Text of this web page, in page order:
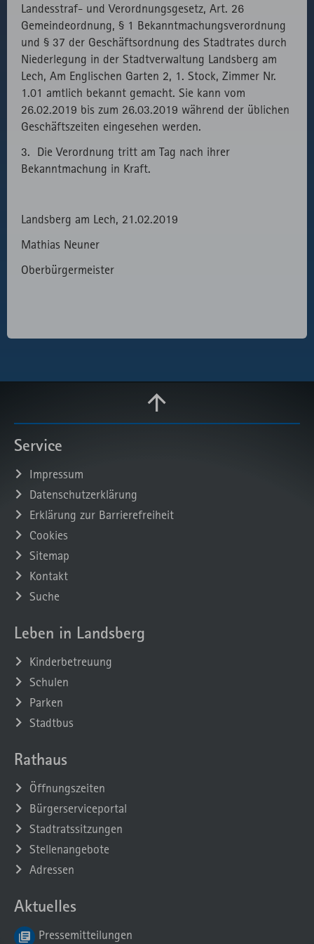
Landesstraf- und Verordnungsgesetz, Art. 26
Gemeindeordnung, § 1 Bekanntmachungsverordnung
und § 37 der Geschäftsordnung des Stadtrates durch
Niederlegung in der Stadtverwaltung Landsberg am
Lech, Am Englischen Garten 2, 1. Stock, Zimmer Nr.
1.01 amtlich bekannt gemacht. Sie kann vom
26.02.2019 bis zum 26.03.2019 während der üblichen
Geschäftszeiten eingesehen werden.
3. Die Verordnung tritt am Tag nach ihrer
Bekanntmachung in Kraft.
Landsberg am Lech, 21.02.2019
Mathias Neuner
Oberbürgermeister
Service
Impressum
Datenschutzerklärung
Erklärung zur Barrierefreiheit
Cookies
Sitemap
Kontakt
Suche
Leben in Landsberg
Kinderbetreuung
Schulen
Parken
Stadtbus
Rathaus
Öffnungszeiten
Bürgerserviceportal
Stadtratssitzungen
Stellenangebote
Adressen
Aktuelles
Pressemitteilungen
des lokal
eingebunden
Fonts.